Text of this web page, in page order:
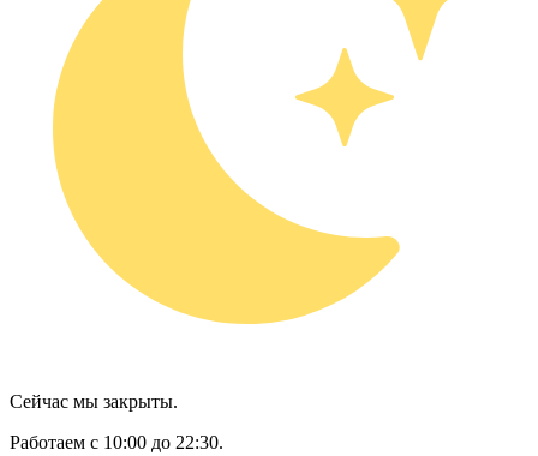
Сейчас мы закрыты.
Работаем с 10:00 до 22:30.